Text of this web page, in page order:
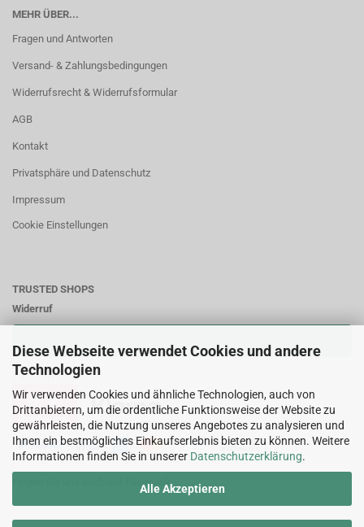
Diese Webseite verwendet Cookies und andere
Technologien
Wir verwenden Cookies und ähnliche Technologien, auch von
Drittanbietern, um die ordentliche Funktionsweise der Website zu
gewährleisten, die Nutzung unseres Angebotes zu analysieren und
Ihnen ein bestmögliches Einkaufserlebnis bieten zu können. Weitere
Informationen finden Sie in unserer Datenschutzerklärung.
Alle Akzeptieren
MEHR ÜBER...
Fragen und Antworten
Versand- & Zahlungsbedingungen
Widerrufsrecht & Widerrufsformular
AGB
Kontakt
Privatsphäre und Datenschutz
Impressum
Cookie Einstellungen
TRUSTED SHOPS
Widerruf
Zahlungsweisen:
Folgen Sie uns auch auf Facebook